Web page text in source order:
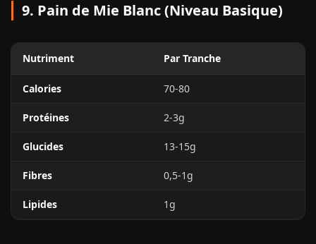
9. Pain de Mie Blanc (Niveau Basique)
Nutriment Par Tranche
Calories 70-80
Protéines 2-3g
Glucides 13-15g
Fibres 0,5-1g
Lipides 1g